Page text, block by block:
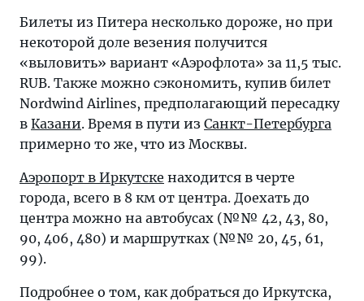
Билеты из Питера несколько дороже, но при
некоторой доле везения получится
«выловить» вариант «Аэрофлота» за 11,5 тыс.
RUB. Также можно сэкономить, купив билет
Nordwind Airlines, предполагающий пересадку
в Казани. Время в пути из Санкт-Петербурга
примерно то же, что из Москвы.
Аэропорт в Иркутске находится в черте
города, всего в 8 км от центра. Доехать до
центра можно на автобусах (№№ 42, 43, 80,
90, 406, 480) и маршрутках (№№ 20, 45, 61,
99).
Подробнее о том, как добраться до Иркутска,